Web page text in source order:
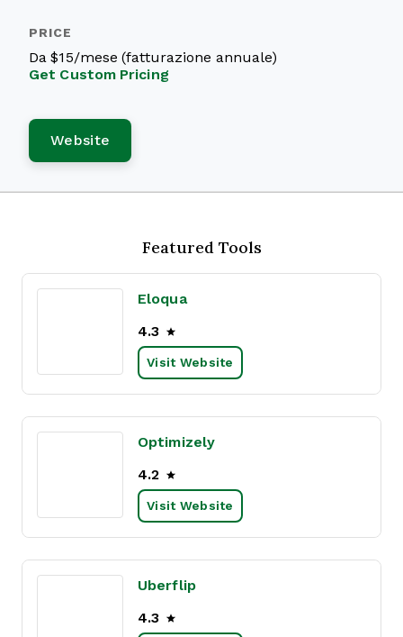
Da $15/mese (fatturazione annuale)
Get Custom Pricing
Website
Featured Tools
Eloqua
4.3
Visit Website
Optimizely
4.2
Visit Website
Uberflip
4.3